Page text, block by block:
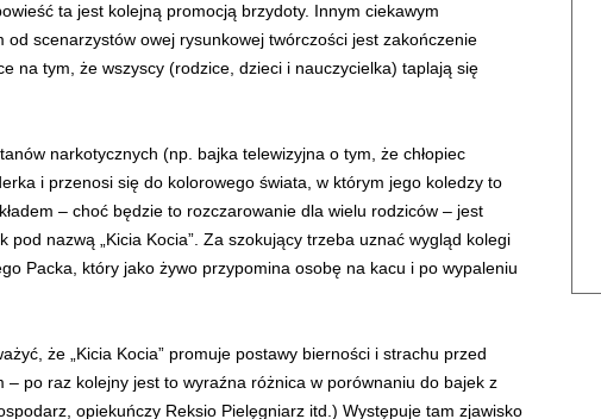
ta jest kolejną promocją brzydoty. Innym ciekawym
od scenarzystów owej rysunkowej twórczości jest zakończenie
na tym, że wszyscy (rodzice, dzieci i nauczycielka) taplają się
narkotycznych (np. bajka telewizyjna o tym, że chłopiec
i przenosi się do kolorowego świata, w którym jego koledzy to
– choć będzie to rozczarowanie dla wielu rodziców – jest
pod nazwą „Kicia Kocia”. Za szokujący trzeba uznać wygląd kolegi
Packa, który jako żywo przypomina osobę na kacu i po wypaleniu
że „Kicia Kocia” promuje postawy bierności i strachu przed
– po raz kolejny jest to wyraźna różnica w porównaniu do bajek z
opiekuńczy Reksio Pielęgniarz itd.) Występuje tam zjawisko